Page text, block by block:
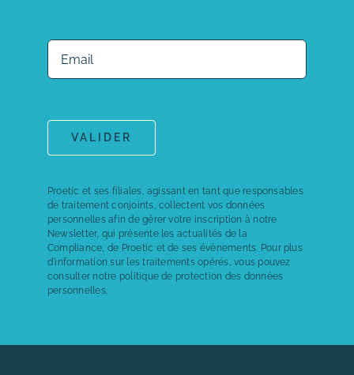
VALIDER
Proetic et ses filiales, agissant en tant que responsables
de traitement conjoints, collectent vos données
personnelles afin de gérer votre inscription à notre
Newsletter, qui présente les actualités de la
Compliance, de Proetic et de ses évènements. Pour plus
d'information sur les traitements opérés, vous pouvez
consulter notre politique de protection des données
personnelles.